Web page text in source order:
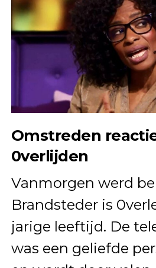
Omstreden
0verlijden
Vanmorgen werd
Brandsteder is
jarige leeftijd. De
was een geliefde